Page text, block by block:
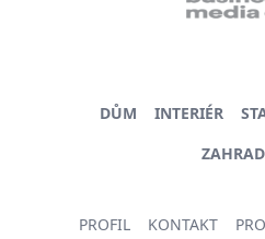
DŮM INTERIÉR
PROFIL KONTAKT